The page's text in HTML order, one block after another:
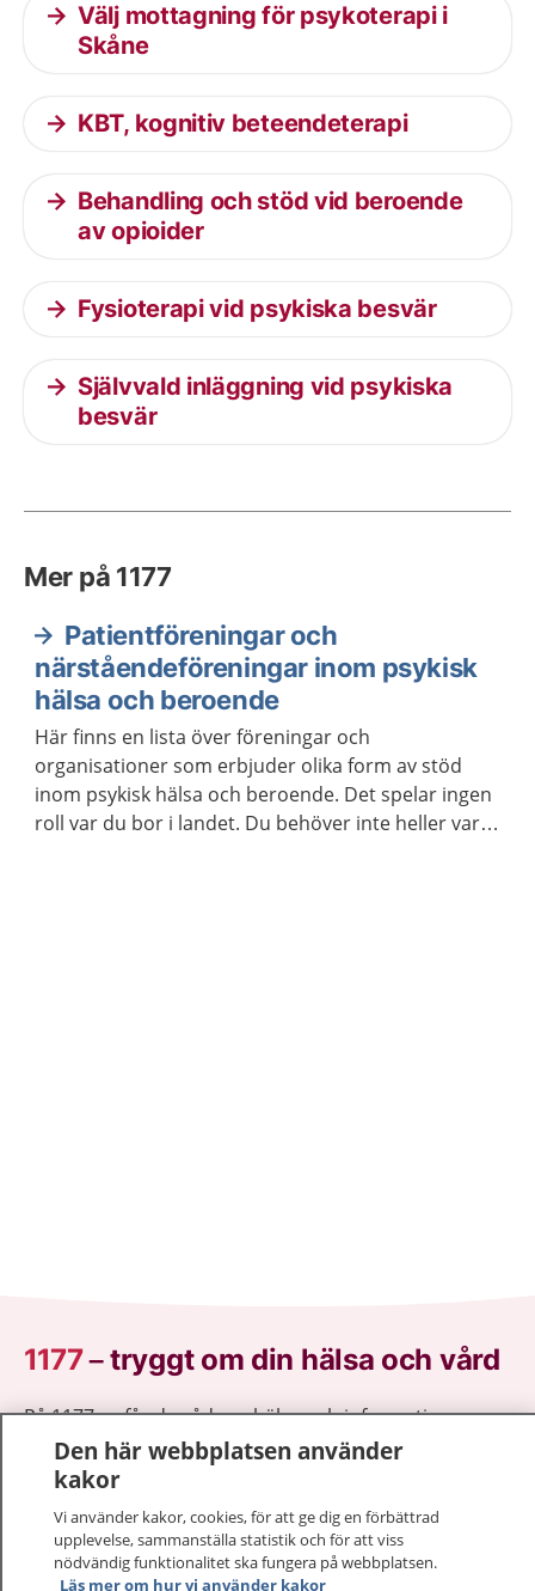
Välj mottagning för psykoterapi i
Skåne
KBT, kognitiv beteendeterapi
Behandling och stöd vid beroende
av opioider
Fysioterapi vid psykiska besvär
Självvald inläggning vid psykiska
besvär
Mer på 1177
Patientföreningar och
närståendeföreningar inom psykisk
hälsa och beroende
Här finns en lista över föreningar och
organisationer som erbjuder olika form av stöd
inom psykisk hälsa och beroende. Det spelar ingen
roll var du bor i landet. Du behöver inte heller vara
1177–tryggt om din hälsa och vård
På 1177.se får du råd om hälsa och information om
sjukdomar och vilka mottagningar du kan kontakta.
Logga in för att läsa din journal och göra dina
sjukvårdsrådgivning dygnet runt.
1177 ger dig råd när du vill må bättre.
Den här webbplatsen använder
kakor
Vi använder kakor, cookies, för att ge dig en förbättrad
upplevelse, sammanställa statistik och för att viss
nödvändig funktionalitet ska fungera på webbplatsen.
Läs mer om hur vi använder kakor